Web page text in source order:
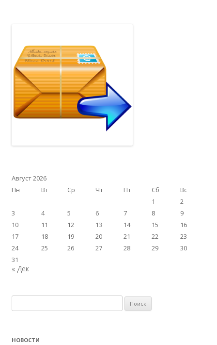
Август 2026
Пн
Вт Ср Чт Пт Сб
Вс
1
2
3
4 5 6 7 8
9
10
11 12 13 14 15
16
17
18 19 20 21 22
23
24
25 26 27 28 29
30
31
« Дек
НОВОСТИ